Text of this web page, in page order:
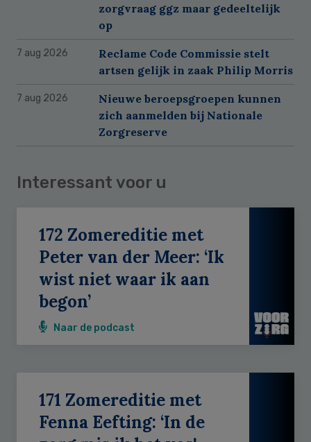
zorgvraag ggz maar gedeeltelijk
op
7 aug 2026
Reclame Code Commissie stelt
artsen gelijk in zaak Philip Morris
7 aug 2026
Nieuwe beroepsgroepen kunnen
zich aanmelden bij Nationale
Zorgreserve
Interessant voor u
172 Zomereditie met
Peter van der Meer: ‘Ik
wist niet waar ik aan
begon’
Naar de podcast
171 Zomereditie met
Fenna Eefting: ‘In de